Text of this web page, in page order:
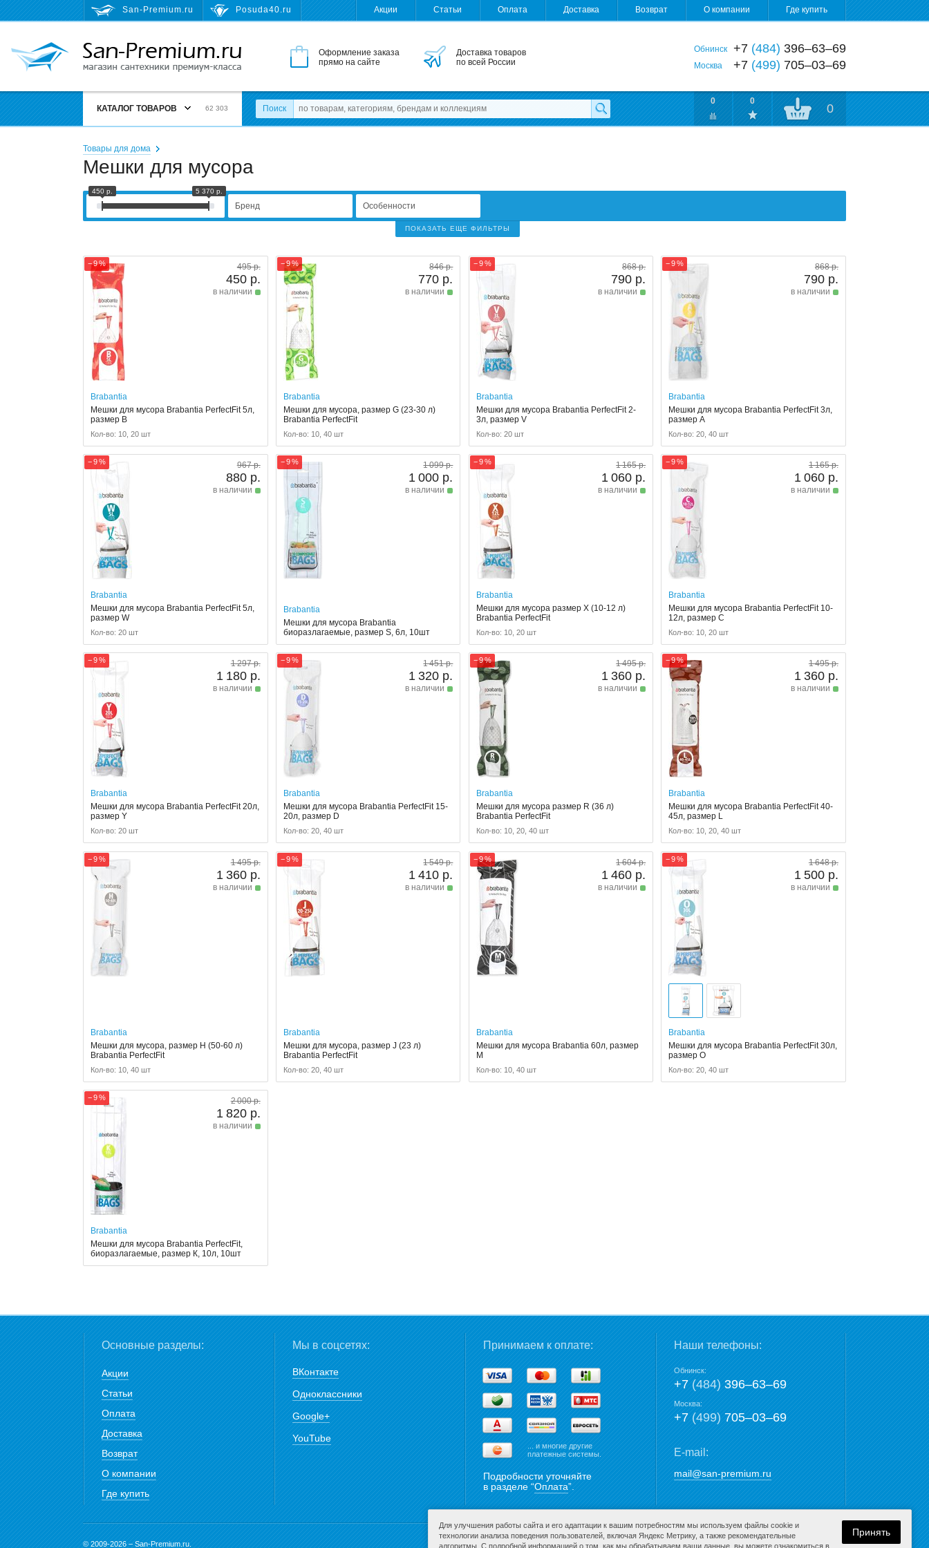
San-Premium.ru Posuda40.ru Акции Статьи Оплата Доставка Возврат О компании Где купить
Оформление заказа
прямо на сайте
Доставка товаров
по всей России
Обнинск +7 (484) 396‒63‒69
Москва +7 (499) 705‒03‒69
КАТАЛОГ ТОВАРОВ 62 303 Поиск
0 0
0
Товары для дома
Мешки для мусора
450 р. 5 370 р.
Бренд Особенности
ПОКАЗАТЬ ЕЩЕ ФИЛЬТРЫ
− 9 % 495 р.
450 р.
в наличии
Brabantia
Мешки для мусора Brabantia PerfectFit 5л,
размер B
Кол-во: 10, 20 шт
− 9 % 846 р.
770 р.
в наличии
Brabantia
Мешки для мусора, размер G (23-30 л)
Brabantia PerfectFit
Кол-во: 10, 40 шт
− 9 % 868 р.
790 р.
в наличии
Brabantia
Мешки для мусора Brabantia PerfectFit 2-
3л, размер V
Кол-во: 20 шт
− 9 % 868 р.
790 р.
в наличии
Brabantia
Мешки для мусора Brabantia PerfectFit 3л,
размер A
Кол-во: 20, 40 шт
− 9 % 967 р.
880 р.
в наличии
Brabantia
Мешки для мусора Brabantia PerfectFit 5л,
размер W
Кол-во: 20 шт
− 9 % 1 099 р.
1 000 р.
в наличии
Brabantia
Мешки для мусора Brabantia
биоразлагаемые, размер S, 6л, 10шт
− 9 % 1 165 р.
1 060 р.
в наличии
Brabantia
Мешки для мусора размер X (10-12 л)
Brabantia PerfectFit
Кол-во: 10, 20 шт
− 9 % 1 165 р.
1 060 р.
в наличии
Brabantia
Мешки для мусора Brabantia PerfectFit 10-
12л, размер C
Кол-во: 10, 20 шт
− 9 % 1 297 р.
1 180 р.
в наличии
Brabantia
Мешки для мусора Brabantia PerfectFit 20л,
размер Y
Кол-во: 20 шт
− 9 % 1 451 р.
1 320 р.
в наличии
Brabantia
Мешки для мусора Brabantia PerfectFit 15-
20л, размер D
Кол-во: 20, 40 шт
− 9 % 1 495 р.
1 360 р.
в наличии
Brabantia
Мешки для мусора размер R (36 л)
Brabantia PerfectFit
Кол-во: 10, 20, 40 шт
− 9 % 1 495 р.
1 360 р.
в наличии
Brabantia
Мешки для мусора Brabantia PerfectFit 40-
45л, размер L
Кол-во: 10, 20, 40 шт
− 9 % 1 495 р.
1 360 р.
в наличии
Brabantia
Мешки для мусора, размер H (50-60 л)
Brabantia PerfectFit
Кол-во: 10, 40 шт
− 9 % 1 549 р.
1 410 р.
в наличии
Brabantia
Мешки для мусора, размер J (23 л)
Brabantia PerfectFit
Кол-во: 20, 40 шт
− 9 % 1 604 р.
1 460 р.
в наличии
Brabantia
Мешки для мусора Brabantia 60л, размер
M
Кол-во: 10, 40 шт
− 9 % 1 648 р.
1 500 р.
в наличии
Brabantia
Мешки для мусора Brabantia PerfectFit 30л,
размер O
Кол-во: 20, 40 шт
− 9 % 2 000 р.
1 820 р.
в наличии
Brabantia
Мешки для мусора Brabantia PerfectFit,
биоразлагаемые, размер К, 10л, 10шт
Основные разделы:
Акции
Статьи
Оплата
Доставка
Возврат
О компании
Где купить
Мы в соцсетях:
ВКонтакте
Одноклассники
Google+
YouTube
Принимаем к оплате:
... и многие другие
платежные системы.
Подробности уточняйте
в разделе “Оплата”.
Наши телефоны:
Обнинск:
+7(484)396‒63‒69
Москва:
+7(499)705‒03‒69
E-mail:
mail@san-premium.ru
© 2009-2026 – San-Premium.ru.
Для улучшения работы сайта и его адаптации к вашим потребностям мы используем файлы cookie и
технологии анализа поведения пользователей, включая Яндекс Метрику, а также рекомендательные
алгоритмы. С подробной информацией о том, как мы обрабатываем ваши данные, вы можете ознакомиться в
Принять